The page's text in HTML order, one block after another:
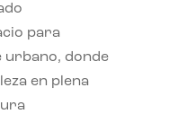
para
urbano, donde
en plena